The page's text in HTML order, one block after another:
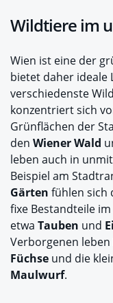
Wildtiere im
Wien ist eine der
bietet daher ideale
verschiedenste
konzentriert sich
Grünflächen der
den Wiener Wald
leben auch in
Beispiel am
Gärten fühlen sich
fixe Bestandteile
etwa Tauben und
Verborgenen leben
Füchse und die
Maulwurf.